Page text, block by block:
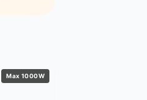
Max 1000W